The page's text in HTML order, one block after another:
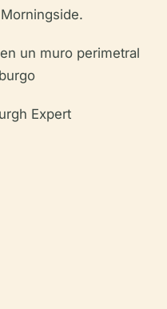
Expert